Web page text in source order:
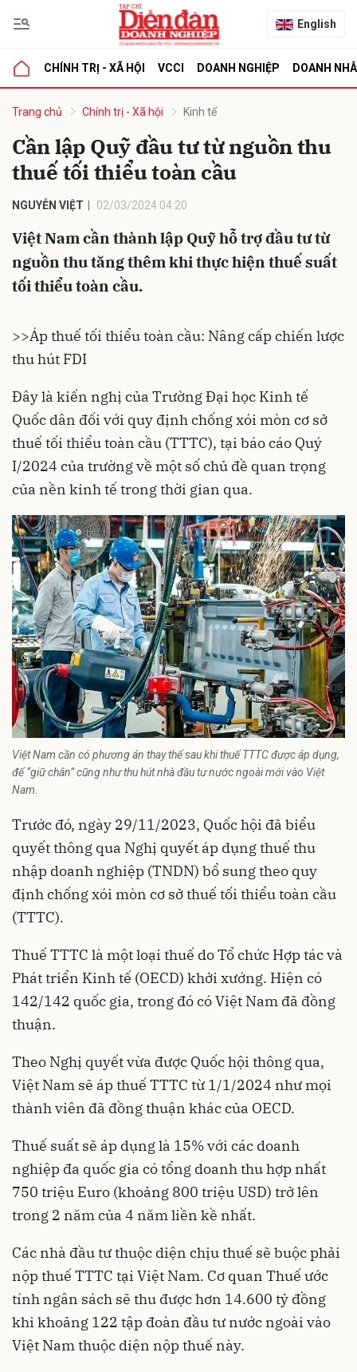
English
CHÍNH TRỊ - XÃ HỘI VCCI DOANH NGHIỆP DOANH
Trang chủ Chính trị - Xã hội Kinh tế
Cần lập Quỹ đầu tư từ nguồn thu
thuế tối thiểu toàn cầu
NGUYỄN VIỆT 02/03/2024 04:20
Việt Nam cần thành lập Quỹ hỗ trợ đầu tư từ
nguồn thu tăng thêm khi thực hiện thuế suất
tối thiểu toàn cầu.
>>Áp thuế tối thiểu toàn cầu: Nâng cấp chiến lược
thu hút FDI
Đây là kiến nghị của Trường Đại học Kinh tế
Quốc dân đối với quy định chống xói mòn cơ sở
thuế tối thiểu toàn cầu (TTTC), tại báo cáo Quý
I/2024 của trường về một số chủ đề quan trọng
của nền kinh tế trong thời gian qua.
Việt Nam cần có phương án thay thế sau khi thuế TTTC được áp dụng,
để “giữ chân” cũng như thu hút nhà đầu tư nước ngoài mới vào Việt
Nam.
Trước đó, ngày 29/11/2023, Quốc hội đã biểu
quyết thông qua Nghị quyết áp dụng thuế thu
nhập doanh nghiệp (TNDN) bổ sung theo quy
định chống xói mòn cơ sở thuế tối thiểu toàn cầu
(TTTC).
Thuế TTTC là một loại thuế do Tổ chức Hợp tác và
Phát triển Kinh tế (OECD) khởi xướng. Hiện có
142/142 quốc gia, trong đó có Việt Nam đã đồng
thuận.
Theo Nghị quyết vừa được Quốc hội thông qua,
Việt Nam sẽ áp thuế TTTC từ 1/1/2024 như mọi
thành viên đã đồng thuận khác của OECD.
Thuế suất sẽ áp dụng là 15% với các doanh
nghiệp đa quốc gia có tổng doanh thu hợp nhất
750 triệu Euro (khoảng 800 triệu USD) trở lên
trong 2 năm của 4 năm liền kề nhất.
Các nhà đầu tư thuộc diện chịu thuế sẽ buộc phải
nộp thuế TTTC tại Việt Nam. Cơ quan Thuế ước
tính ngân sách sẽ thu được hơn 14.600 tỷ đồng
khi khoảng 122 tập đoàn đầu tư nước ngoài vào
Việt Nam thuộc diện nộp thuế này.
luận
Hủy